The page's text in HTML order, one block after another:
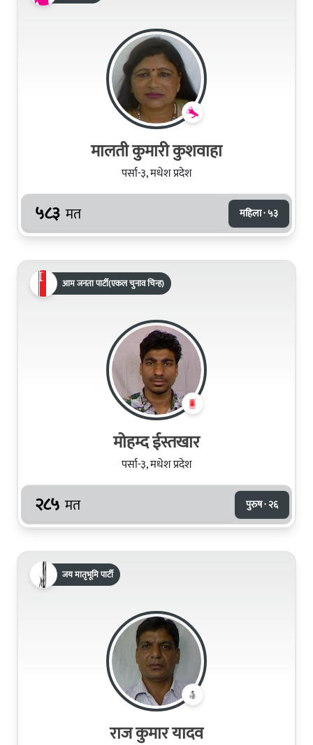
मालती कुमारी कुशवाहा
पर्सा-३, मधेश प्रदेश
५८३ मत महिला · ५३
आम जनता पार्टी(एकल चुनाव चिन्ह)
मोहम्द ईस्तखार
पर्सा-३, मधेश प्रदेश
२८५ मत पुरुष · २६
जय मातृभूमि पार्टी
राज कुमार यादव